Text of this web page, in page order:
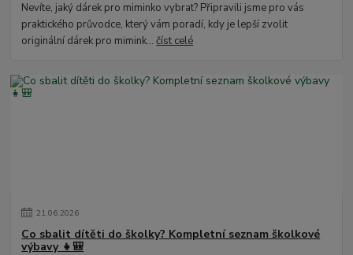
Nevíte, jaký dárek pro miminko vybrat? Připravili jsme pro vás
praktického průvodce, který vám poradí, kdy je lepší zvolit
originální dárek pro mimink...číst celé
21.06.2026
Co sbalit dítěti do školky? Kompletní seznam školkové
výbavy 👧🎒